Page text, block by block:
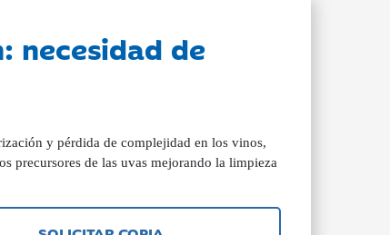
necesidad de
y pérdida de complejidad en los vinos,
precursores de las uvas mejorando la limpieza